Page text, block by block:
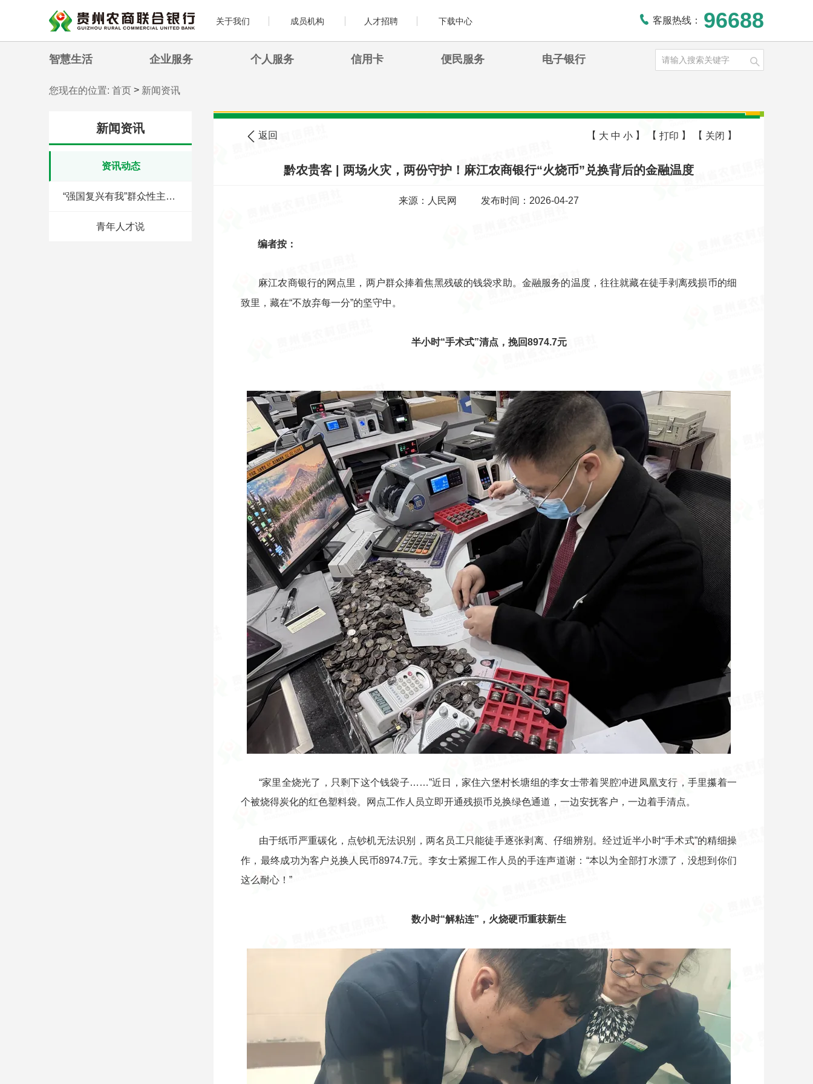
关于我们 成员机构 人才招聘 下载中心 客服热线： 96688
智慧生活 企业服务 个人服务 信用卡 便民服务 电子银行
您现在的位置: 首页> 新闻资讯
新闻资讯
资讯动态
“强国复兴有我”群众性主题宣传教育活动
青年人才说
返回 【 大 中 小】 【 打印 】 【 关闭 】
黔农贵客 | 两场火灾，两份守护！麻江农商银行“火烧币”兑换背后的金融温度
来源：人民网 发布时间：2026-04-27
编者按：
麻江农商银行的网点里，两户群众捧着焦黑残破的钱袋求助。金融服务的温度，往往就藏在徒手剥离残损币的细
致里，藏在“不放弃每一分”的坚守中。
半小时“手术式”清点，挽回8974.7元
“家里全烧光了，只剩下这个钱袋子……”近日，家住六堡村长塘组的李女士带着哭腔冲进凤凰支行，手里攥着一
个被烧得炭化的红色塑料袋。网点工作人员立即开通残损币兑换绿色通道，一边安抚客户，一边着手清点。
由于纸币严重碳化，点钞机无法识别，两名员工只能徒手逐张剥离、仔细辨别。经过近半小时“手术式”的精细操
作，最终成功为客户兑换人民币8974.7元。李女士紧握工作人员的手连声道谢：“本以为全部打水漂了，没想到你们
这么耐心！”
数小时“解粘连”，火烧硬币重获新生